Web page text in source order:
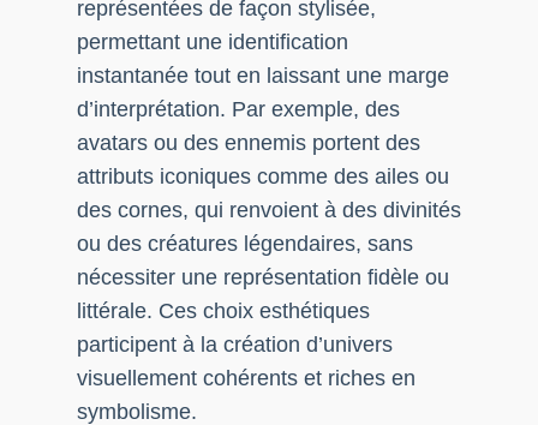
représentées de façon stylisée,
permettant une identification
instantanée tout en laissant une marge
d’interprétation. Par exemple, des
avatars ou des ennemis portent des
attributs iconiques comme des ailes ou
des cornes, qui renvoient à des divinités
ou des créatures légendaires, sans
nécessiter une représentation fidèle ou
littérale. Ces choix esthétiques
participent à la création d’univers
visuellement cohérents et riches en
symbolisme.